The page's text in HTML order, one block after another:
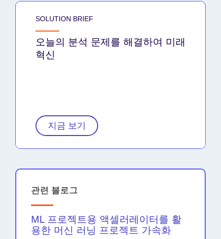
SOLUTION BRIEF
오늘의 분석 문제를 해결하여 미래
혁신
지금 보기
관련 블로그
ML 프로젝트용 액셀러레이터를 활
용한 머신 러닝 프로젝트 가속화